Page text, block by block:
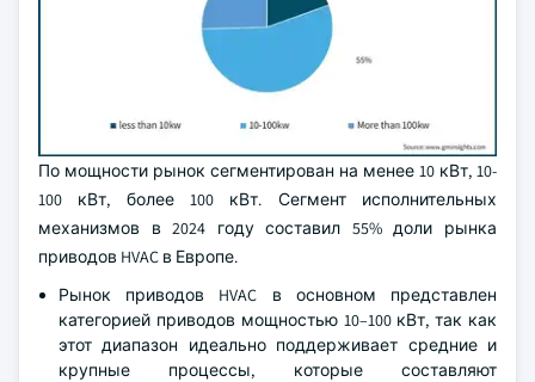
По мощности рынок сегментирован на менее 10 кВт, 10-
100 кВт, более 100 кВт. Сегмент исполнительных
механизмов в 2024 году составил 55% доли рынка
приводов HVAC в Европе.
Рынок приводов HVAC в основном представлен
категорией приводов мощностью 10–100 кВт, так как
этот диапазон идеально поддерживает средние и
крупные процессы, которые составляют